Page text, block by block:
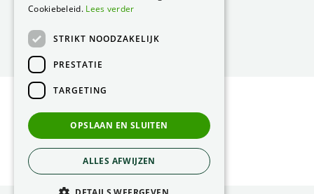
T.0499 57 40 80
Privacy Statement
Green Solutions
Cookiebeleid. Lees verder
STRIKT NOODZAKELIJK
PRESTATIE
TARGETING
OPSLAAN EN SLUITEN
ALLES AFWIJZEN